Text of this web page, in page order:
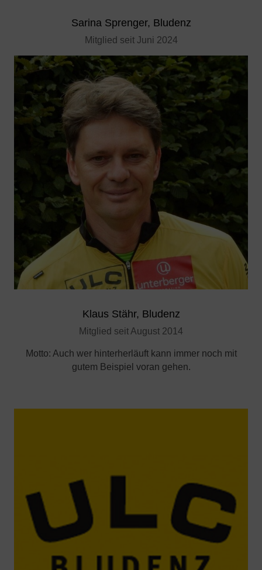
Sarina Sprenger, Bludenz
Mitglied seit Juni 2024
Klaus Stähr, Bludenz
Mitglied seit August 2014
Motto: Auch wer hinterherläuft kann immer noch mit
gutem Beispiel voran gehen.